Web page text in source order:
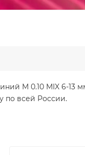
M 0.10 MIX 6-
по всей России.